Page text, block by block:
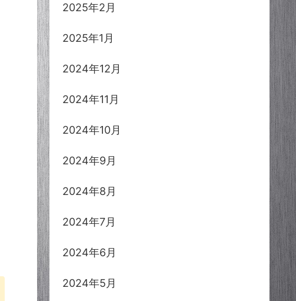
2025年2月
2025年1月
2024年12月
2024年11月
2024年10月
2024年9月
2024年8月
2024年7月
2024年6月
2024年5月